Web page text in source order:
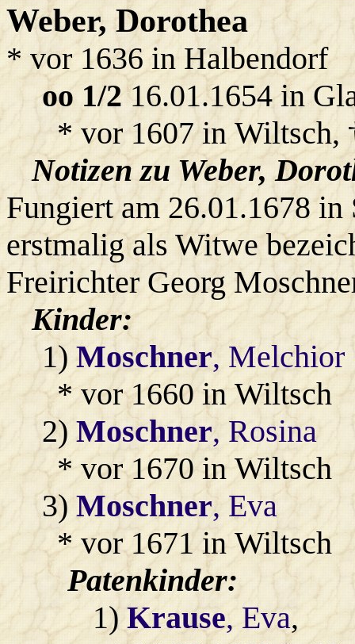
Weber, Dorothea
* vor 1636 in Halbendorf
oo 1/216.01.1654 in
* vor 1607 in Wiltsch,
Notizen zu Weber,
Fungiert am 26.01.1678
erstmalig als Witwe
Freirichter Georg
Kinder:
1)Moschner, Melchior
* vor 1660 in Wiltsch
2)Moschner, Rosina
* vor 1670 in Wiltsch
3)Moschner, Eva
* vor 1671 in Wiltsch
Patenkinder:
1)Krause, Eva,